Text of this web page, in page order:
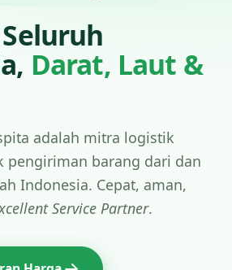
Darat, Laut &
adalah mitra logistik
pengiriman barang dari dan
Indonesia. Cepat, aman,
Service Partner.